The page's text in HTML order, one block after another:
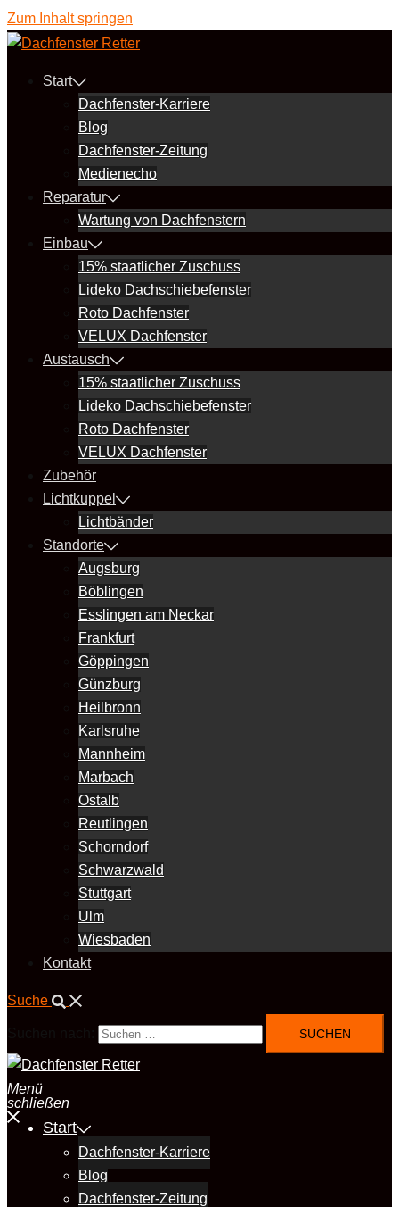
Zum Inhalt springen
Start
Dachfenster-Karriere
Blog
Dachfenster-Zeitung
Medienecho
Reparatur
Wartung von Dachfenstern
Einbau
15% staatlicher Zuschuss
Lideko Dachschiebefenster
Roto Dachfenster
VELUX Dachfenster
Austausch
15% staatlicher Zuschuss
Lideko Dachschiebefenster
Roto Dachfenster
VELUX Dachfenster
Zubehör
Lichtkuppel
Lichtbänder
Standorte
Augsburg
Böblingen
Esslingen am Neckar
Frankfurt
Göppingen
Günzburg
Heilbronn
Karlsruhe
Mannheim
Marbach
Ostalb
Reutlingen
Schorndorf
Schwarzwald
Stuttgart
Ulm
Wiesbaden
Kontakt
Suche
Menü
schließen
Start
Dachfenster-Karriere
Blog
Dachfenster-Zeitung